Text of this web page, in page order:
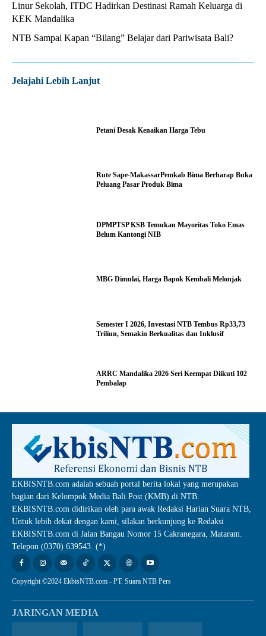
Linur Sekolah, ITDC Hadirkan Destinasi Ramah Keluarga di
KEK Mandalika
NTB Sampai Kapan “Bilang” Belajar dari Pariwisata Bali?
Jelajahi Lebih Lanjut
Petani Desak Kenaikan Harga Tebu
Rute Sape-MakassarPemkab Bima Berharap Buka
Peluang Pasar Produk Bima
DPMPTSP KSB Temukan Mayoritas Toko Emas
Belum Kantongi NIB
MBG Dimulai, Harga Bapok Kembali Melonjak
Semester I 2026, Investasi NTB Tembus Rp33,73
Triliun, Semakin Berkualitas dan Inklusif
ARRC Mandalika 2026 Seri Keempat Diikuti 102
Pembalap
EKBISNTB.com adalah sebuah portal berita lokal yang merupakan
bagian dari Kelompok Media Bali Post (KMB) di NTB.
EKBISNTB.com didirikan oleh para awak Redaksi Harian Suara NTB,
Untuk lebih dekat dengan kami, silakan berkunjung ke Redaksi
EKBISNTB.com di Jalan Bangau Nomor 15 Cakranegara, Mataram.
Telepon (0370) 639543. (*)
Copyright ©2024 EkbisNTB.com - PT. Suara NTB Pers
JARINGAN MEDIA